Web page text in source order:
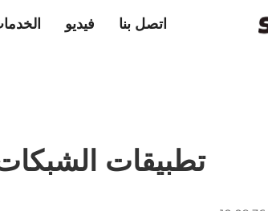
فيديو اتصل بنا
تطبيقات